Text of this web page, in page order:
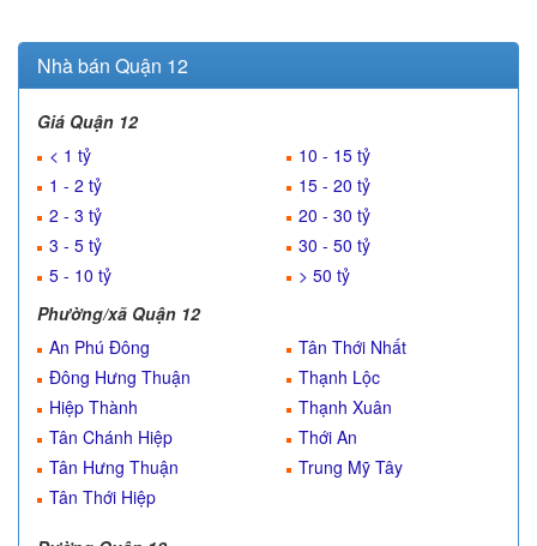
Nhà bán Quận 12
Giá Quận 12
< 1 tỷ
1 - 2 tỷ
2 - 3 tỷ
3 - 5 tỷ
5 - 10 tỷ
10 - 15 tỷ
15 - 20 tỷ
20 - 30 tỷ
30 - 50 tỷ
> 50 tỷ
Phường/xã Quận 12
An Phú Đông
Đông Hưng Thuận
Hiệp Thành
Tân Chánh Hiệp
Tân Hưng Thuận
Tân Thới Hiệp
Tân Thới Nhất
Thạnh Lộc
Thạnh Xuân
Thới An
Trung Mỹ Tây